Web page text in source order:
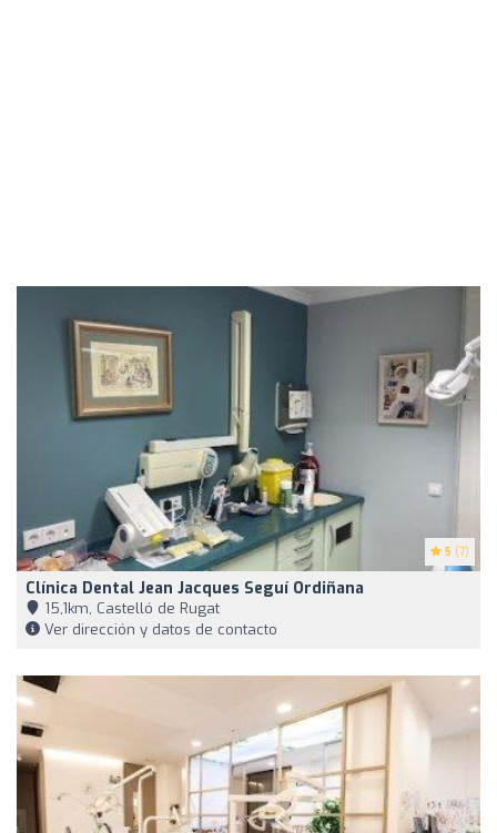
5 (7)
Clínica Dental Jean Jacques Seguí Ordiñana
15,1km, Castelló de Rugat
Ver dirección y datos de contacto